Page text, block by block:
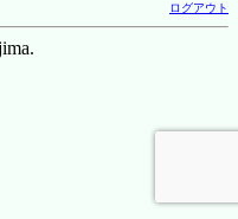
ログアウト